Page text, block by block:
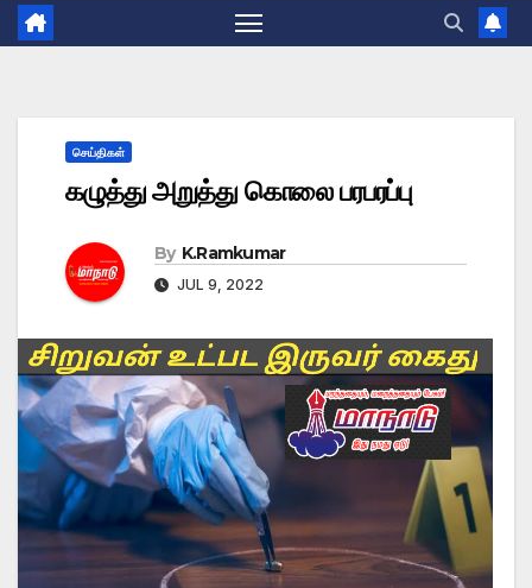
செய்திகள்
கழுத்து அறுத்து கொலை பரபரப்பு
By K.Ramkumar
JUL 9, 2022